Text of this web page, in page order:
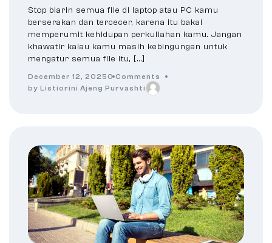
Stop biarin semua file di laptop atau PC kamu
berserakan dan tercecer, karena itu bakal
memperumit kehidupan perkuliahan kamu. Jangan
khawatir kalau kamu masih kebingungan untuk
mengatur semua file itu, […]
December 12, 2025 0 Comments
by Listiorini Ajeng Purvashti